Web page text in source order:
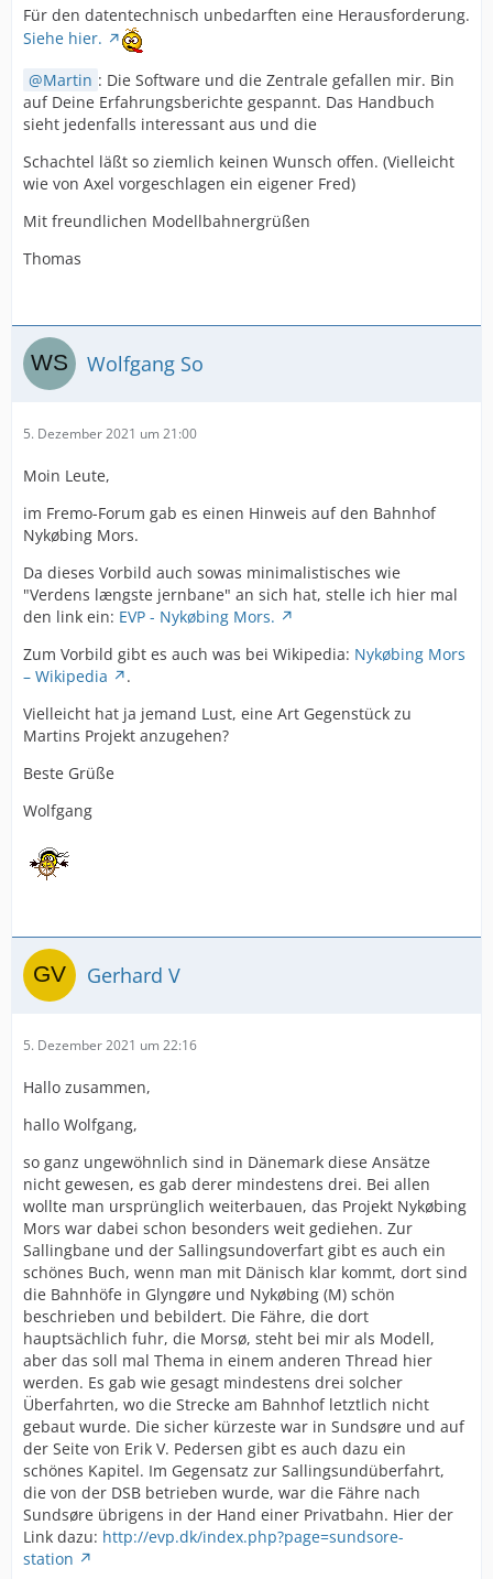
Für den datentechnisch unbedarften eine Herausforderung.
Siehe hier.
Martin : Die Software und die Zentrale gefallen mir. Bin
auf Deine Erfahrungsberichte gespannt. Das Handbuch
sieht jedenfalls interessant aus und die
Schachtel läßt so ziemlich keinen Wunsch offen. (Vielleicht
wie von Axel vorgeschlagen ein eigener Fred)
Mit freundlichen Modellbahnergrüßen
Thomas
Wolfgang So
5. Dezember 2021 um 21:00
Moin Leute,
im Fremo-Forum gab es einen Hinweis auf den Bahnhof
Nykøbing Mors.
Da dieses Vorbild auch sowas minimalistisches wie
"Verdens længste jernbane" an sich hat, stelle ich hier mal
den link ein: EVP - Nykøbing Mors.
Zum Vorbild gibt es auch was bei Wikipedia: Nykøbing Mors
– Wikipedia
.
Vielleicht hat ja jemand Lust, eine Art Gegenstück zu
Martins Projekt anzugehen?
Beste Grüße
Wolfgang
Gerhard V
5. Dezember 2021 um 22:16
Hallo zusammen,
hallo Wolfgang,
so ganz ungewöhnlich sind in Dänemark diese Ansätze
nicht gewesen, es gab derer mindestens drei. Bei allen
wollte man ursprünglich weiterbauen, das Projekt Nykøbing
Mors war dabei schon besonders weit gediehen. Zur
Sallingbane und der Sallingsundoverfart gibt es auch ein
schönes Buch, wenn man mit Dänisch klar kommt, dort sind
die Bahnhöfe in Glyngøre und Nykøbing (M) schön
beschrieben und bebildert. Die Fähre, die dort
hauptsächlich fuhr, die Morsø, steht bei mir als Modell,
aber das soll mal Thema in einem anderen Thread hier
werden. Es gab wie gesagt mindestens drei solcher
Überfahrten, wo die Strecke am Bahnhof letztlich nicht
gebaut wurde. Die sicher kürzeste war in Sundsøre und auf
der Seite von Erik V. Pedersen gibt es auch dazu ein
schönes Kapitel. Im Gegensatz zur Sallingsundüberfahrt,
die von der DSB betrieben wurde, war die Fähre nach
Sundsøre übrigens in der Hand einer Privatbahn. Hier der
Link dazu: http://evp.dk/index.php?page=sundsore-
station